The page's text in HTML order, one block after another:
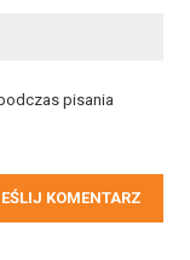
pisania
KOMENTARZ